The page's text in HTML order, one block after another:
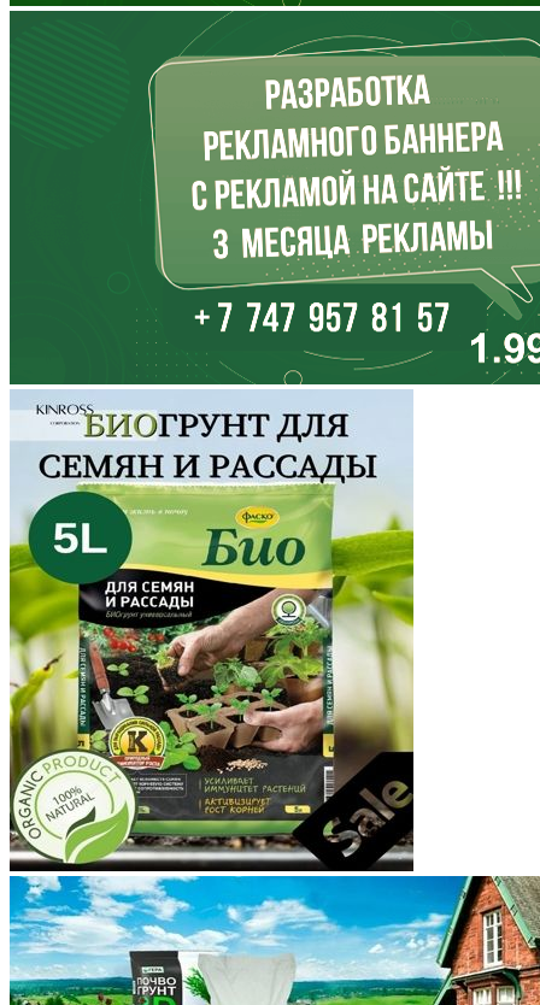
Иркутская область
Кабардино-Балкария
Калининградская область
Калмыкия
Калужская область
Камчатский край
Карачаево-Черкесия
Карелия
Кемеровская область
Кировская область
Коми
Корякский округ
Костромская область
Краснодарский край
Красноярский край
Крым
Курганская область
Курская область
Ленинградская область
Липецкая область